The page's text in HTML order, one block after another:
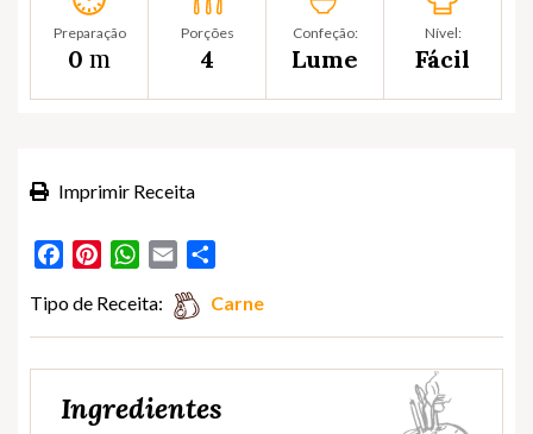
Preparação
0 m
Porções
4
Confeção:
Lume
Nível:
Fácil
Imprimir Receita
FacebookPinterestWhatsApp
Email
Tipo de Receita: Carne
Ingredientes